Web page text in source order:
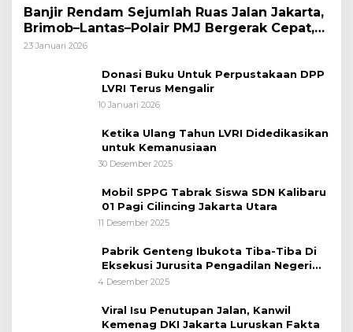
Banjir Rendam Sejumlah Ruas Jalan Jakarta,
Brimob–Lantas–Polair PMJ Bergerak Cepat,
Polri Siagakan 128.247 Personel Secara
23 Januari 2026
Donasi Buku Untuk Perpustakaan DPP
LVRI Terus Mengalir
10 Januari 2026
Ketika Ulang Tahun LVRI Didedikasikan
untuk Kemanusiaan
30 Desember 2025
Mobil SPPG Tabrak Siswa SDN Kalibaru
01 Pagi Cilincing Jakarta Utara
11 Desember 2025
Pabrik Genteng Ibukota Tiba-Tiba Di
Eksekusi Jurusita Pengadilan Negeri
Tangerang, Diduga Cacat Hukum Sejak
4 Desember 2025
Viral Isu Penutupan Jalan, Kanwil
Kemenag DKI Jakarta Luruskan Fakta